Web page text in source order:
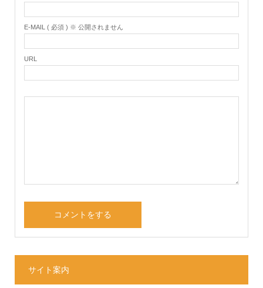
E-MAIL ( 必須 ) ※ 公開されません
URL
サイト案内